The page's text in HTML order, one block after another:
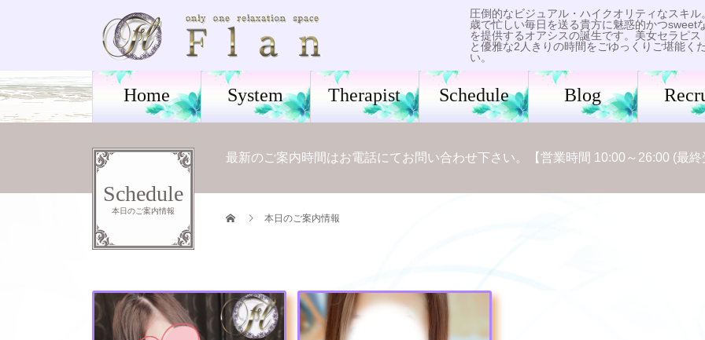
圧倒的なビジュアル・ハイクオリティなスキル
歳で忙しい毎日を送る貴方に魅惑的かつsweet
を提供するオアシスの誕生です。美女セラピス
と優雅な2人きりの時間をごゆっくりご堪能く
い。
Home System Therapist Schedule Blog
Schedule
本日のご案内情報
最新のご案内時間はお電話にてお問い合わせ下さい。【営業時間 10:00～26:00 (最終
本日のご案内情報